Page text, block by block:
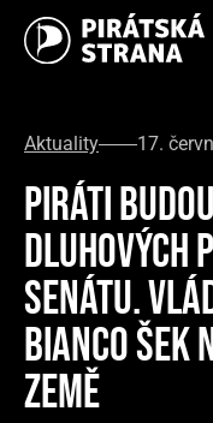
Aktuality 17.
PIRÁTI
DLUHOVÝCH
SENÁTU.
BIANCO ŠEK
ZEMĚ